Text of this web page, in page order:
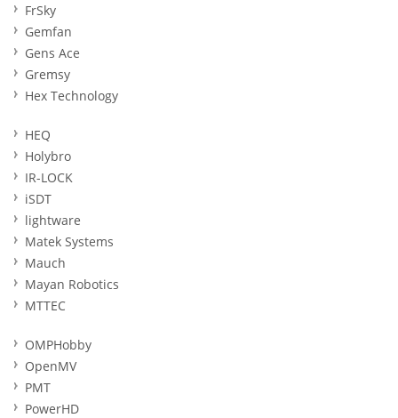
FrSky
Gemfan
Gens Ace
Gremsy
Hex Technology
HEQ
Holybro
IR-LOCK
iSDT
lightware
Matek Systems
Mauch
Mayan Robotics
MTTEC
OMPHobby
OpenMV
PMT
PowerHD